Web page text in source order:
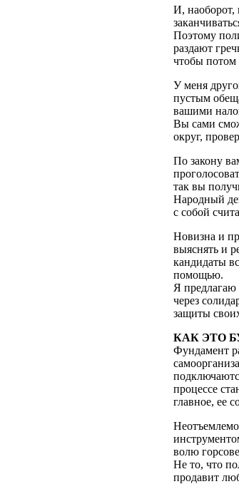
И, наоборот,
Поэтому
раздают
чтобы потом
У меня
пустым
вашими
Вы сами
округ,
По закону
так вы
Народный
с собой
Новизна и
выяснять и
кандидаты
помощью.
Я предлагаю
через
защиты
КАК ЭТО
Фундамент
процессе
главное, ее
волю
Не то, что
продавит